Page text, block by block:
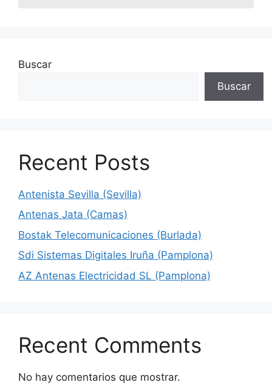
Buscar
Buscar
Recent Posts
Antenista Sevilla (Sevilla)
Antenas Jata (Camas)
Bostak Telecomunicaciones (Burlada)
Sdi Sistemas Digitales Iruña (Pamplona)
AZ Antenas Electricidad SL (Pamplona)
Recent Comments
No hay comentarios que mostrar.